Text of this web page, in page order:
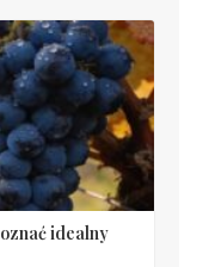
idealny